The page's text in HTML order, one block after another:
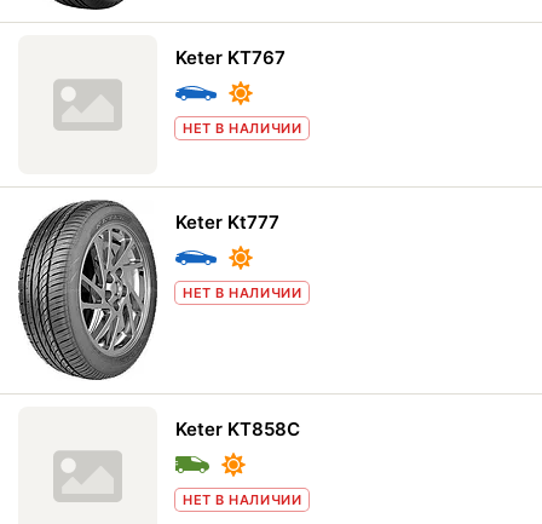
Keter KT767
НЕТ В НАЛИЧИИ
Keter Kt777
НЕТ В НАЛИЧИИ
Keter KT858C
НЕТ В НАЛИЧИИ